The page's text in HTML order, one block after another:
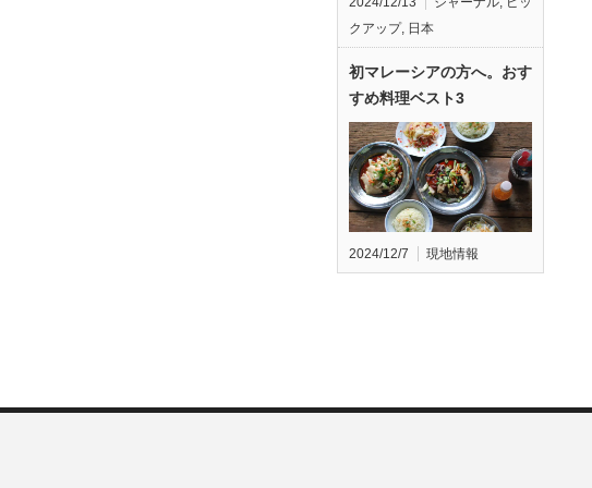
クアップ, 日本
初マレーシアの方へ。おす
すめ料理ベスト3
2024/12/7 現地情報